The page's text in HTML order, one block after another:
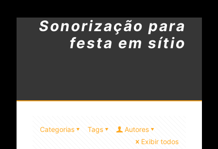
Sonorização para
festa em sítio
Categorias Tags
Autores
Exibir todos